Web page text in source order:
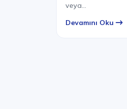
veya…
Devamını Oku